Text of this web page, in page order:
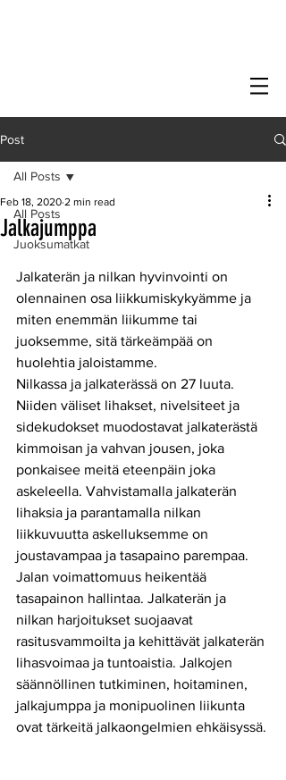
Post
All Posts
Juoksumatkat
All Posts
Jalkajumppa
Feb 18, 2020 2 min read
Jalkaterän ja nilkan hyvinvointi on
olennainen osa liikkumiskykyämme ja
miten enemmän liikumme tai
juoksemme, sitä tärkeämpää on
huolehtia jaloistamme.
Nilkassa ja jalkaterässä on 27 luuta.
Niiden väliset lihakset, nivelsiteet ja
sidekudokset muodostavat jalkaterästä
kimmoisan ja vahvan jousen, joka
ponkaisee meitä eteenpäin joka
askeleella. Vahvistamalla jalkaterän
lihaksia ja parantamalla nilkan
liikkuvuutta askelluksemme on
joustavampaa ja tasapaino parempaa.
Jalan voimattomuus heikentää
tasapainon hallintaa. Jalkaterän ja
nilkan harjoitukset suojaavat
rasitusvammoilta ja kehittävät jalkaterän
lihasvoimaa ja tuntoaistia. Jalkojen
säännöllinen tutkiminen, hoitaminen,
jalkajumppa ja monipuolinen liikunta
ovat tärkeitä jalkaongelmien ehkäisyssä.